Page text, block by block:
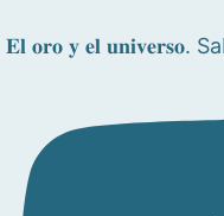
𝐄𝐥 𝐨𝐫𝐨 𝐲 𝐞𝐥